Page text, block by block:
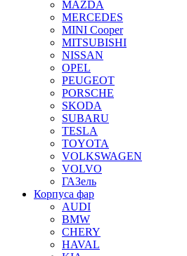
MAZDA
MERCEDES
MINI Cooper
MITSUBISHI
NISSAN
OPEL
PEUGEOT
PORSCHE
SKODA
SUBARU
TESLA
TOYOTA
VOLKSWAGEN
VOLVO
ГАЗель
Корпуса фар
AUDI
BMW
CHERY
HAVAL